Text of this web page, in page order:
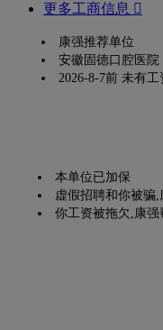
更多工商信息 
康强推荐单位
安徽固德口腔医院
2026-8-7前 未有工
本单位已加保
虚假招聘和你被骗,
你工资被拖欠,康